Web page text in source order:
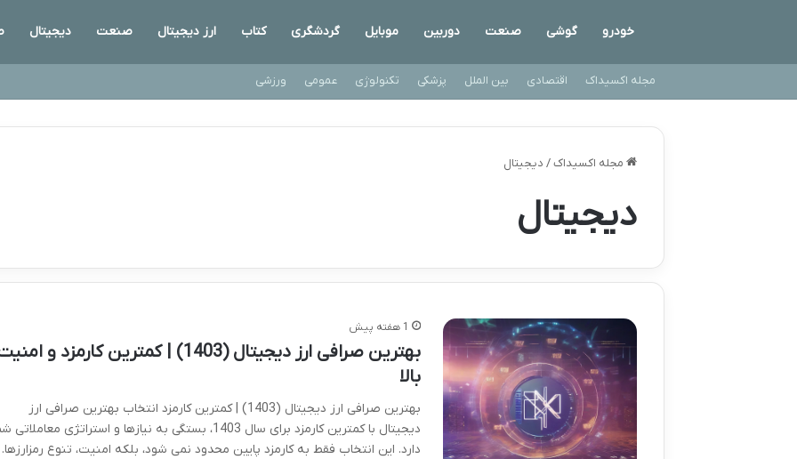
خودرو گوشی صنعت دوربین موبایل گردشگری کتاب ارز دیجیتال صنعت دیجیتال
مجله اکسیداک اقتصادی بین الملل پزشکی تکنولوژی عمومی ورزشی
مجله اکسیداک / دیجیتال
دیجیتال
1 هفته پیش
بهترین صرافی ارز دیجیتال (1403) | کمترین کارمزد و
بالا
بهترین صرافی ارز دیجیتال (1403) | کمترین کارمزد انتخاب بهترین صرافی ارز
دیجیتال با کمترین کارمزد برای سال 1403، بستگی به نیازها و استراتژی
دارد. این انتخاب فقط به کارمزد پایین محدود نمی شود، بلکه امنیت، تنوع